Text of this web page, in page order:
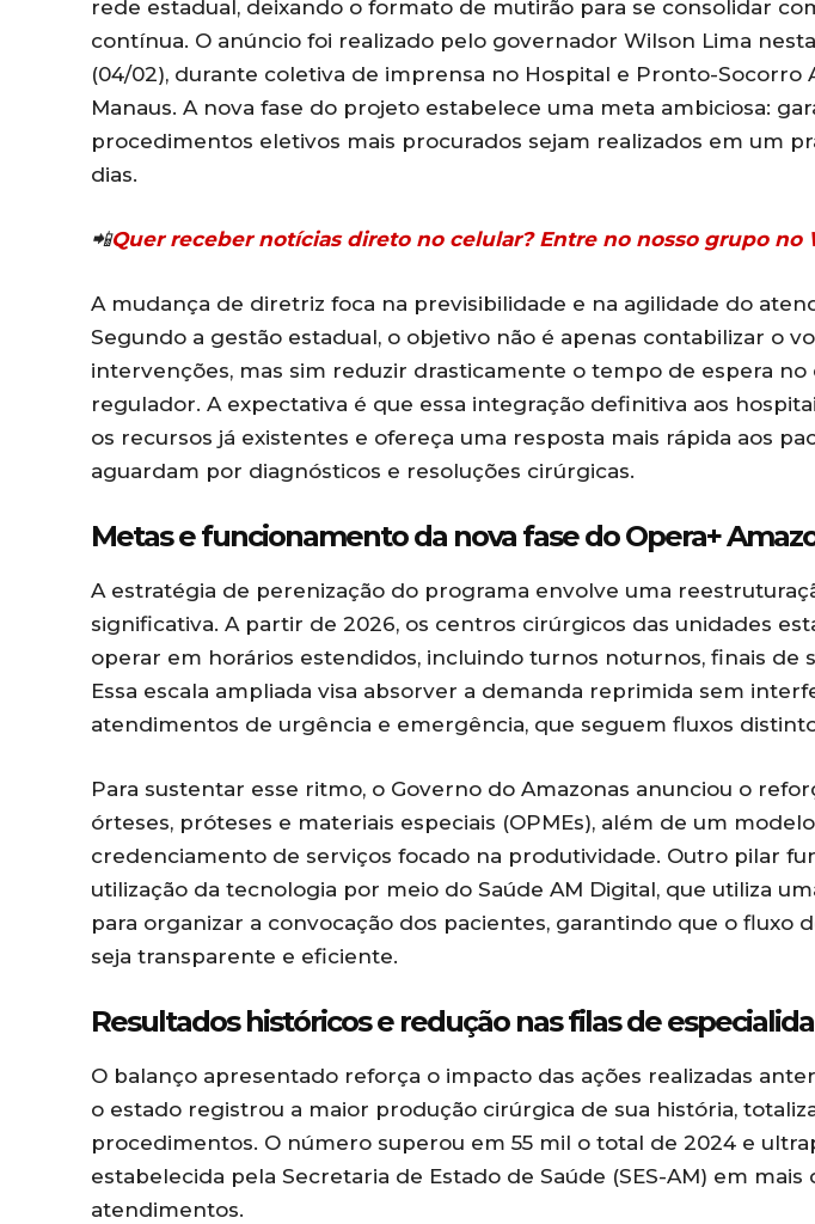
rede estadual, deixando o formato de mutirão para se consolidar
contínua. O anúncio foi realizado pelo governador Wilson Lima
(04/02), durante coletiva de imprensa no Hospital e Pronto-Socorro
Manaus. A nova fase do projeto estabelece uma meta ambiciosa:
procedimentos eletivos mais procurados sejam realizados em um
dias.
📲Quer receber notícias direto no celular? Entre no nosso grupo no
A mudança de diretriz foca na previsibilidade e na agilidade do
Segundo a gestão estadual, o objetivo não é apenas contabilizar o
intervenções, mas sim reduzir drasticamente o tempo de espera no
regulador. A expectativa é que essa integração definitiva aos
os recursos já existentes e ofereça uma resposta mais rápida aos
aguardam por diagnósticos e resoluções cirúrgicas.
Metas e funcionamento da nova fase do Opera+
A estratégia de perenização do programa envolve uma
significativa. A partir de 2026, os centros cirúrgicos das unidades
operar em horários estendidos, incluindo turnos noturnos, finais de
Essa escala ampliada visa absorver a demanda reprimida sem
atendimentos de urgência e emergência, que seguem fluxos
Para sustentar esse ritmo, o Governo do Amazonas anunciou o
órteses, próteses e materiais especiais (OPMEs), além de um
credenciamento de serviços focado na produtividade. Outro pilar
utilização da tecnologia por meio do Saúde AM Digital, que utiliza
para organizar a convocação dos pacientes, garantindo que o fluxo
seja transparente e eficiente.
Resultados históricos e redução nas filas de
O balanço apresentado reforça o impacto das ações realizadas
o estado registrou a maior produção cirúrgica de sua história,
procedimentos. O número superou em 55 mil o total de 2024 e
estabelecida pela Secretaria de Estado de Saúde (SES-AM) em mais
atendimentos.